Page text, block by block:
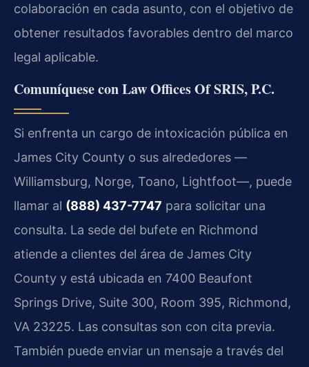
colaboración en cada asunto, con el objetivo de
obtener resultados favorables dentro del marco
legal aplicable.
Comuníquese con Law Offices Of SRIS, P.C.
Si enfrenta un cargo de intoxicación pública en
James City County o sus alrededores —
Williamsburg, Norge, Toano, Lightfoot—, puede
llamar al (888) 437-7747 para solicitar una
consulta. La sede del bufete en Richmond
atiende a clientes del área de James City
County y está ubicada en 7400 Beaufont
Springs Drive, Suite 300, Room 395, Richmond,
VA 23225. Las consultas son con cita previa.
También puede enviar un mensaje a través del